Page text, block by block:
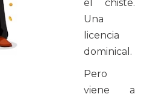
el chiste.
Una
licencia
dominical.
Pero
viene a